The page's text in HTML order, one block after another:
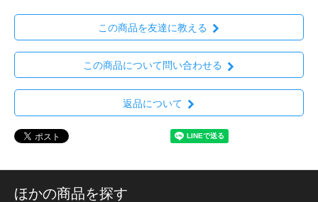
この商品を友達に教える
この商品について問い合わせる
返品について
ほかの商品を探す